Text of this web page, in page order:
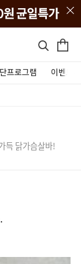
프로그램 이벤트&
득 닭가슴살바!